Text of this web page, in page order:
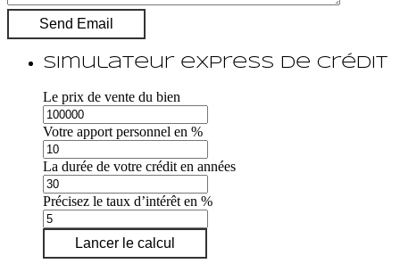
Simulateur express de crédit
Le prix de vente du bien
Votre apport personnel en %
La durée de votre crédit en années
Précisez le taux d’intérêt en %
Lancer le calcul